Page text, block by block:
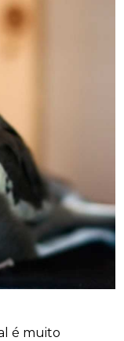
é muito